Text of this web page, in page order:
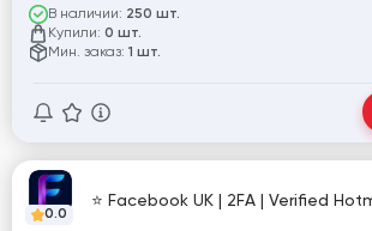
В наличии: 250 шт.
Купили: 0 шт.
Мин. заказ: 1 шт.
0.0
⭐️ Facebook UK | 2FA | Verified